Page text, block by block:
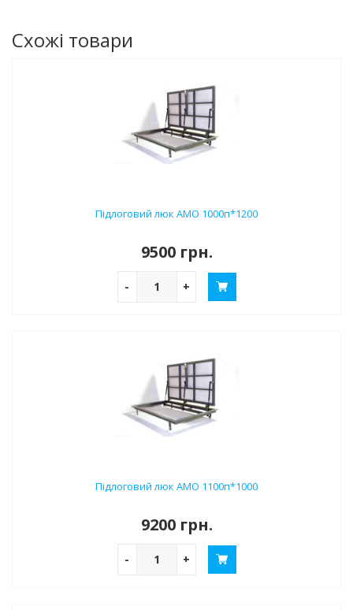
Схожі товари
Підлоговий люк АМО 1000п*1200
9500 грн.
- +
Підлоговий люк АМО 1100п*1000
9200 грн.
- +